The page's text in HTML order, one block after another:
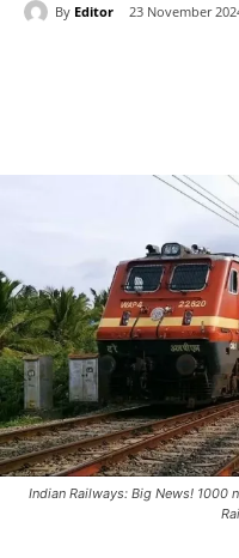
By Editor 23 November
Indian Railways: Big News! 1000